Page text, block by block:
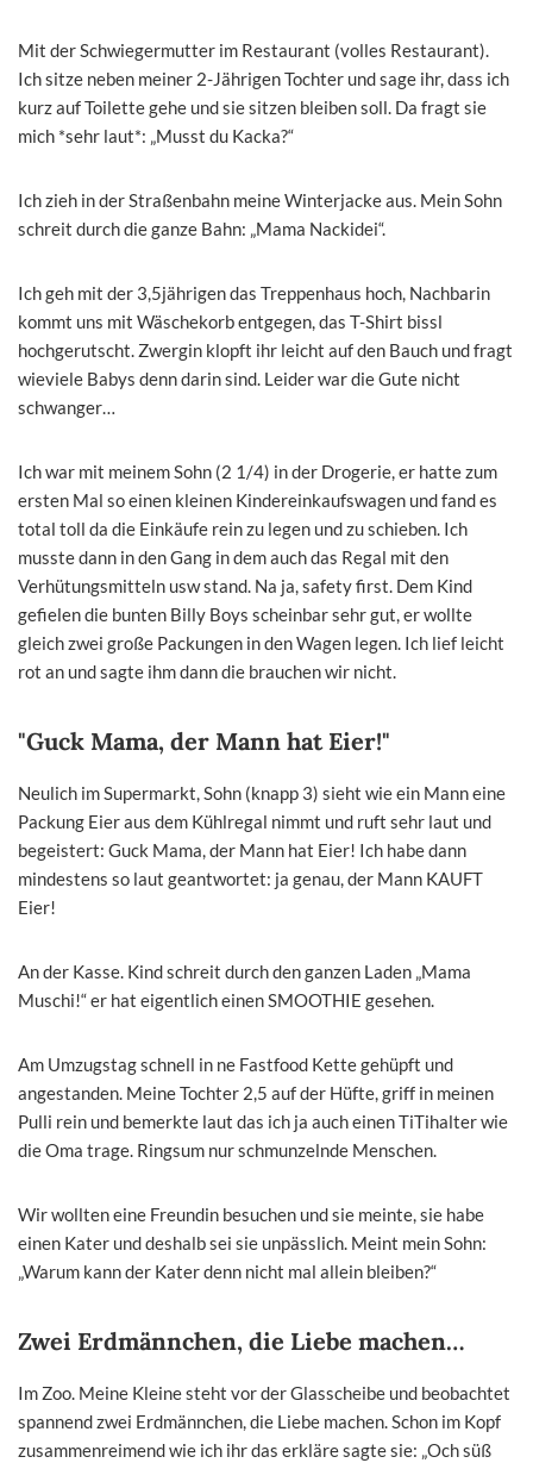
Mit der Schwiegermutter im Restaurant (volles Restaurant).
Ich sitze neben meiner 2-Jährigen Tochter und sage ihr, dass ich
kurz auf Toilette gehe und sie sitzen bleiben soll. Da fragt sie
mich *sehr laut*: „Musst du Kacka?“
Ich zieh in der Straßenbahn meine Winterjacke aus. Mein Sohn
schreit durch die ganze Bahn: „Mama Nackidei“.
Ich geh mit der 3,5jährigen das Treppenhaus hoch, Nachbarin
kommt uns mit Wäschekorb entgegen, das T-Shirt bissl
hochgerutscht. Zwergin klopft ihr leicht auf den Bauch und fragt
wieviele Babys denn darin sind. Leider war die Gute nicht
schwanger…
Ich war mit meinem Sohn (2 1/4) in der Drogerie, er hatte zum
ersten Mal so einen kleinen Kindereinkaufswagen und fand es
total toll da die Einkäufe rein zu legen und zu schieben. Ich
musste dann in den Gang in dem auch das Regal mit den
Verhütungsmitteln usw stand. Na ja, safety first. Dem Kind
gefielen die bunten Billy Boys scheinbar sehr gut, er wollte
gleich zwei große Packungen in den Wagen legen. Ich lief leicht
rot an und sagte ihm dann die brauchen wir nicht.
"Guck Mama, der Mann hat Eier!"
Neulich im Supermarkt, Sohn (knapp 3) sieht wie ein Mann eine
Packung Eier aus dem Kühlregal nimmt und ruft sehr laut und
begeistert: Guck Mama, der Mann hat Eier! Ich habe dann
mindestens so laut geantwortet: ja genau, der Mann KAUFT
Eier!
An der Kasse. Kind schreit durch den ganzen Laden „Mama
Muschi!“ er hat eigentlich einen SMOOTHIE gesehen.
Am Umzugstag schnell in ne Fastfood Kette gehüpft und
angestanden. Meine Tochter 2,5 auf der Hüfte, griff in meinen
Pulli rein und bemerkte laut das ich ja auch einen TiTihalter wie
die Oma trage. Ringsum nur schmunzelnde Menschen.
Wir wollten eine Freundin besuchen und sie meinte, sie habe
einen Kater und deshalb sei sie unpässlich. Meint mein Sohn:
„Warum kann der Kater denn nicht mal allein bleiben?“
Zwei Erdmännchen, die Liebe machen…
Im Zoo. Meine Kleine steht vor der Glasscheibe und beobachtet
spannend zwei Erdmännchen, die Liebe machen. Schon im Kopf
zusammenreimend wie ich ihr das erkläre sagte sie: „Och süß